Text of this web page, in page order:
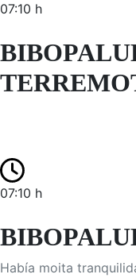
07:10 h
07:10 h
Había moita